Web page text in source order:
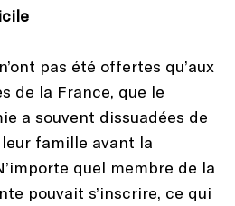
pas été offertes qu’aux
de la France, que le
a souvent dissuadées de
famille avant la
quel membre de la
pouvait s’inscrire, ce qui